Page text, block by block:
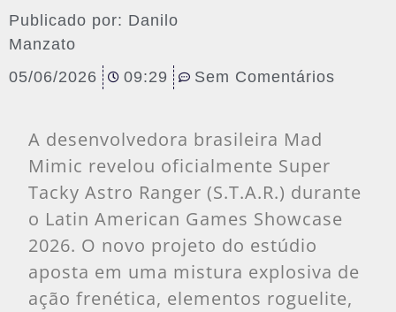
Publicado por: Danilo
Manzato
05/06/2026
09:29 Sem Comentários
A desenvolvedora brasileira Mad
Mimic revelou oficialmente Super
Tacky Astro Ranger (S.T.A.R.) durante
o Latin American Games Showcase
2026. O novo projeto do estúdio
aposta em uma mistura explosiva de
ação frenética, elementos roguelite,